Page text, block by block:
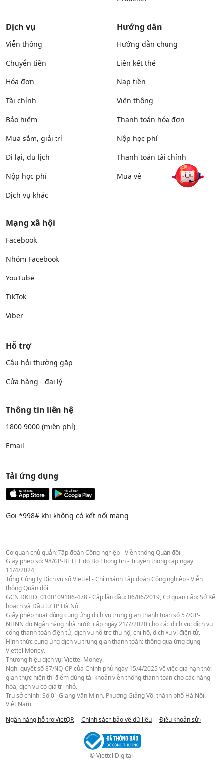
Dịch vụ
Viễn thông
Chuyển tiền
Hóa đơn
Tài chính
Bảo hiểm
Mua sắm, giải trí
Đi lại, du lịch
Nộp học phí
Dịch vụ khác
Hướng dẫn
Hướng dẫn chung
Liên kết thẻ
Nạp tiền
Viễn thông
Thanh toán hóa đơn
Nộp học phí
Thanh toán tài chính
Mua vé
Mạng xã hội
Facebook
Nhóm Facebook
YouTube
TikTok
Viber
Hỗ trợ
Câu hỏi thường gặp
Cửa hàng - đại lý
Thông tin liên hệ
1800 9000 (miễn phí)
Email
Tải ứng dụng
Gọi *998# khi không có kết nối mạng
Cơ quan chủ quản: Tập đoàn Công nghiệp - Viễn thông Quân đội
Giấy phép số: 98/GP-BTTTT do Bộ Thông tin - Truyền thông cấp ngày
11/4/2024
Tổng Công ty Dịch vụ số Viettel - Chi nhánh Tập đoàn Công nghiệp - Viễn
thông Quân đội
GCN ĐKHĐ: 0100109106-478 - Cấp lần đầu: 06/06/2019, Cơ quan cấp: Sở Kế
hoạch và Đầu tư TP Hà Nội
Giấy phép hoạt động cung ứng dịch vụ trung gian thanh toán số 57/GP-
NHNN do Ngân hàng nhà nước cấp ngày 21/7/2020 cho các dịch vụ: dịch vụ
cổng thanh toán điện tử, dịch vụ hỗ trợ thu hộ, chi hộ, dịch vụ ví điện tử.
Hình thức cung ứng dịch vụ trung gian thanh toán: thông qua ứng dụng
Viettel Money.
Thương hiệu dịch vụ: Viettel Money.
Nghị quyết số 87/NQ-CP của Chính phủ ngày 15/4/2025 về việc gia hạn thời
gian thực hiện thí điểm dùng tài khoản viễn thông thanh toán cho các hàng
hóa, dịch vụ có giá trị nhỏ.
Trụ sở chính: Số 01 Giang Văn Minh, Phường Giảng Võ, thành phố Hà Nội,
Việt Nam
Ngân hàng hỗ trợ VietQR
Chính sách bảo vệ dữ liệu Điều khoản sử dụng
© Viettel Digital